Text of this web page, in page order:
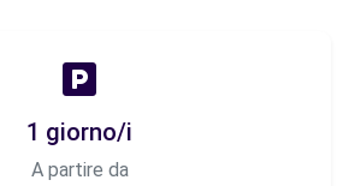
1 giorno/i
A partire da